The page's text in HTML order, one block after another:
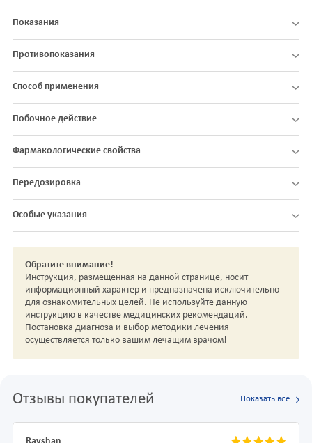
Показания
Противопоказания
Способ применения
Побочное действие
Фармакологические свойства
Передозировка
Особые указания
Обратите внимание!
Инструкция, размещенная на данной странице, носит
информационный характер и предназначена исключительно
для ознакомительных целей. Не используйте данную
инструкцию в качестве медицинских рекомендаций.
Постановка диагноза и выбор методики лечения
осуществляется только вашим лечащим врачом!
Отзывы покупателей Показать все